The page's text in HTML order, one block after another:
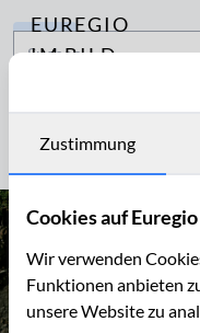
EUREGIO
IM BILD
Archiv
Kontakt
Archiv
Zustimmung
Cookies auf
Wir verwenden
Funktionen anbieten
unsere Website zu